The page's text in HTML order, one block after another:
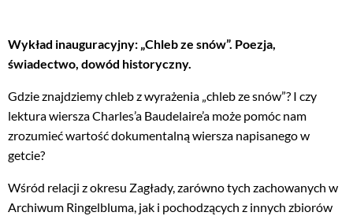
Wykład inauguracyjny: „Chleb ze snów”. Poezja,
świadectwo, dowód historyczny.
Gdzie znajdziemy chleb z wyrażenia „chleb ze snów”? I czy
lektura wiersza Charles’a Baudelaire’a może pomóc nam
zrozumieć wartość dokumentalną wiersza napisanego w
getcie?
Wśród relacji z okresu Zagłady, zarówno tych zachowanych w
Archiwum Ringelbluma, jak i pochodzących z innych zbiorów